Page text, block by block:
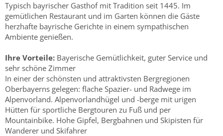
Typisch bayrischer Gasthof mit Tradition seit 1445. Im
gemütlichen Restaurant und im Garten können die Gäste
herzhafte bayrische Gerichte in einem sympathischen
Ambiente genießen.
Ihre Vorteile: Bayerische Gemütlichkeit, guter Service und
sehr schöne Zimmer
In einer der schönsten und attraktivsten Bergregionen
Oberbayerns gelegen: flache Spazier- und Radwege im
Alpenvorland. Alpenvorlandhügel und -berge mit urigen
Hütten für sportliche Bergtouren zu Fuß und per
Mountainbike. Hohe Gipfel, Bergbahnen und Skipisten für
Wanderer und Skifahrer